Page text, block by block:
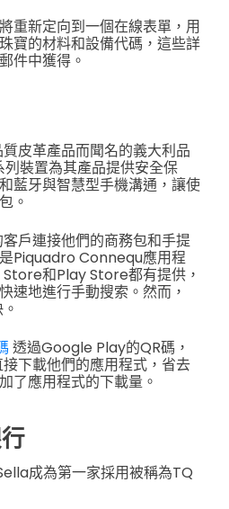
重新定向到一個在線表單，用
寶的材料和設備代碼，這些詳
件中獲得。
皮革產品而聞名的義大利品
裝置為其產品提供安全保
藍牙與智慧型手機溝通，讓使
。
戶連接他們的商務包和手提
Piquadro Connequ應用程
和Play Store都有提供，
速地進行手動搜索。然而，
透過Google Play的QR碼，
下載他們的應用程式，省去
了應用程式的下載量。
成為第一家採用被稱為TQ